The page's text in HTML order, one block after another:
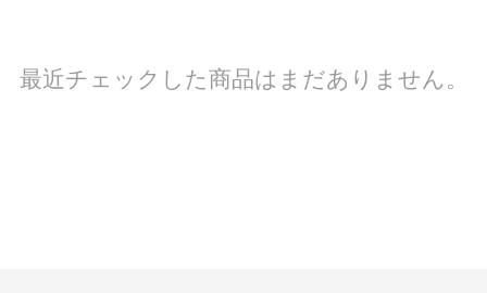
最近チェックした商品はまだありません。